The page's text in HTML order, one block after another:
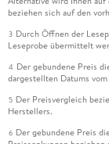
beziehen sich auf den
3 Durch Öffnen der
Leseprobe übermittelt
4 Der gebundene Preis
dargestellten Datums
5 Der Preisvergleich
Herstellers.
6 Der gebundene Preis